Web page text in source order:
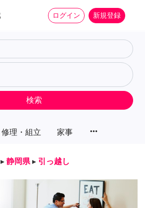
ログイン 新規登録
修理・組立 家事 more_horiz
検索
▸ 静岡県 ▸ 引っ越し